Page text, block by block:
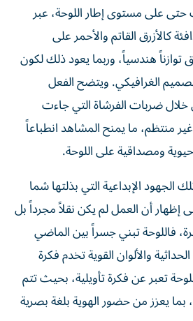
حتى على مستوى إطار اللوحة، عبر
كالأزرق القاتم والأحمر على
توازناً هندسياً، وربما يعود ذلك لكون
الغرافيكي. ويتضح الفعل
ضربات الفرشاة التي جاءت
منتظم، ما يمنح المشاهد انطباعاً
ومصداقية على اللوحة.
الإبداعية التي بذلتها شما
إظهار أن العمل لم يكن نقلاً مجرداً بل
فاللوحة تبني جسراً بين الماضي
والألوان القوية تخدم فكرة
تعبر عن فكرة تأويلية، بحيث تتم
بما يعزز من حضور الهوية بلغة بصرية